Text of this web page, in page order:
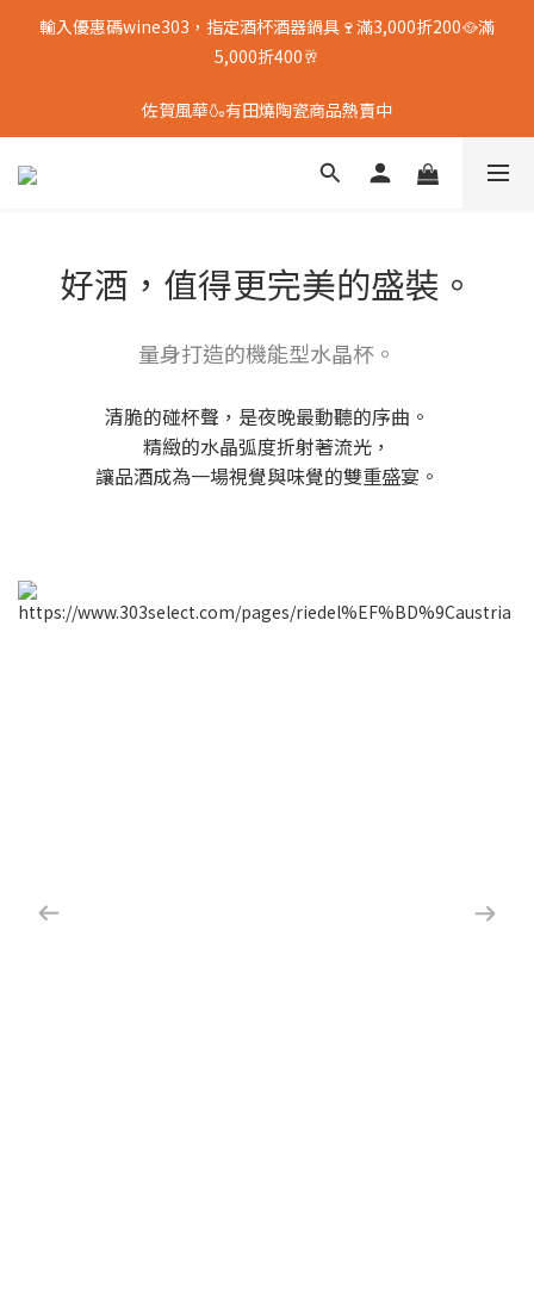
輸入優惠碼wine303，指定酒杯酒器鍋具🍷滿3,000折200🥘滿
5,000折400🥂
佐賀風華🍶有田燒陶瓷商品熱賣中
好酒，值得更完美的盛裝。
量身打造的機能型水晶杯。
清脆的碰杯聲，是夜晚最動聽的序曲。
精緻的水晶弧度折射著流光，
讓品酒成為一場視覺與味覺的雙重盛宴。